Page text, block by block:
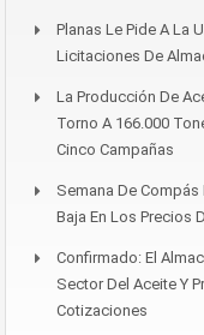
Planas Le Pide A La
Licitaciones De
La Producción De
Torno A 166.000
Cinco Campañas
Semana De Compás
Baja En Los Precios
Confirmado: El
Sector Del Aceite Y
Cotizaciones